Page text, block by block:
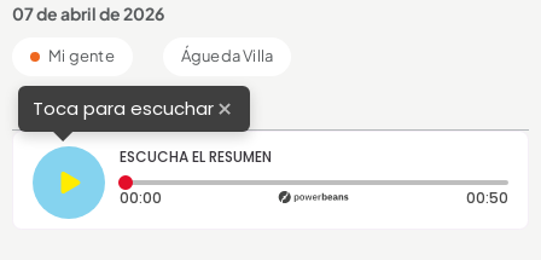
07 de abril de 2026
Mi gente Águeda Villa
Toca para escuchar×
ESCUCHA EL RESUMEN
00:00 Tiempo transcurrido: 0 segundos 00:50